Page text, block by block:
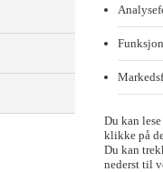
Du kan
klikke på
Du kan
nederst til